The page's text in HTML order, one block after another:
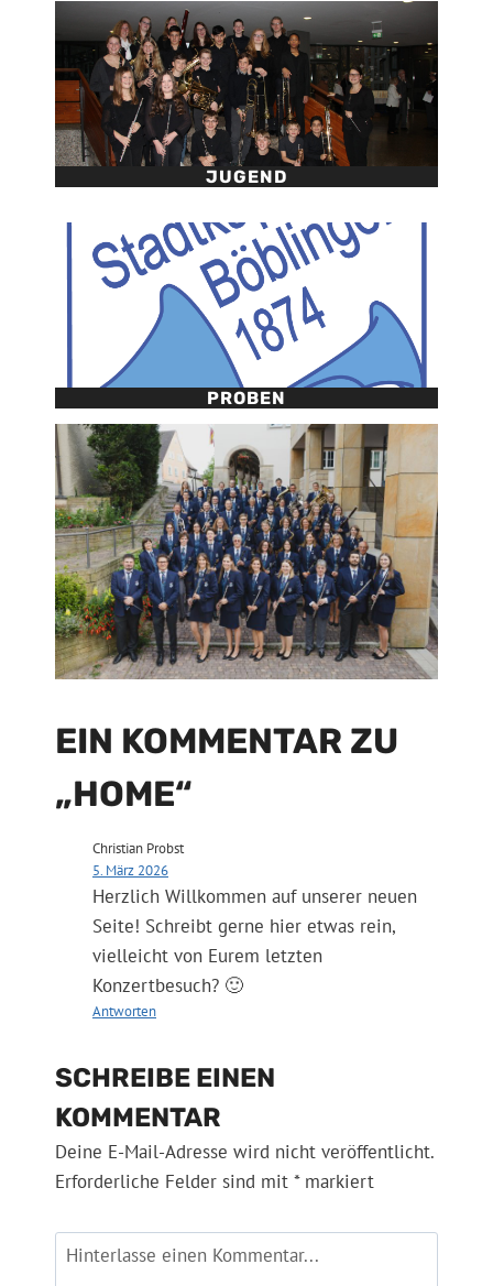
JUGEND
PROBEN
EIN KOMMENTAR ZU
„HOME“
Christian Probst
5. März 2026
Herzlich Willkommen auf unserer neuen
Seite! Schreibt gerne hier etwas rein,
vielleicht von Eurem letzten
Konzertbesuch? 🙂
Antworten
SCHREIBE EINEN
KOMMENTAR
Deine E-Mail-Adresse wird nicht veröffentlicht.
Erforderliche Felder sind mit *markiert